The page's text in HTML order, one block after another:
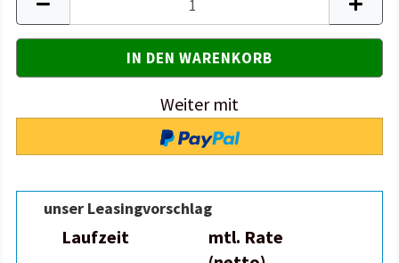
Weiter mit
unser Leasingvorschlag
Laufzeit
mtl. Rate